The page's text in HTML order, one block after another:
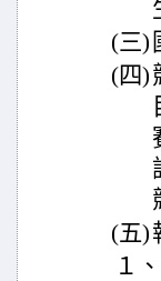
(三)
(四)
(五)
１、